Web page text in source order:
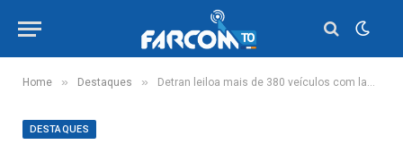
Home » Destaques » Detran leiloa mais de 380 veículos com lances iniciais a partir de R$ 50; saiba como participar
DESTAQUES